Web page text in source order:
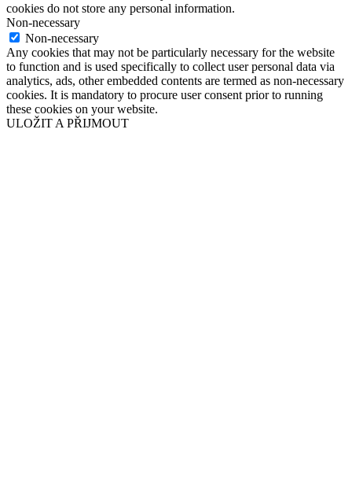
cookies do not store any personal information.
Non-necessary
Non-necessary
Any cookies that may not be particularly necessary for the website
to function and is used specifically to collect user personal data via
analytics, ads, other embedded contents are termed as non-necessary
cookies. It is mandatory to procure user consent prior to running
these cookies on your website.
ULOŽIT A PŘIJMOUT